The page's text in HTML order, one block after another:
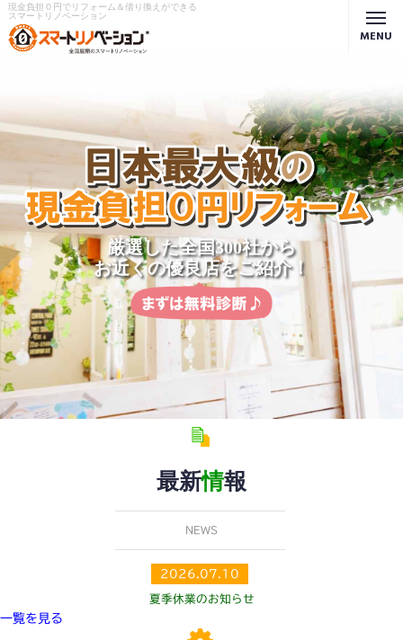
現金負担０円でリフォーム＆借り換えができる
スマートリノベーション
MENU
厳選した全国300社から
お近くの優良店をご紹介！
最新情報
NEWS
2026.07.10
夏季休業のお知らせ
一覧を見る